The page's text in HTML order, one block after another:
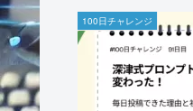
100日チャレンジ